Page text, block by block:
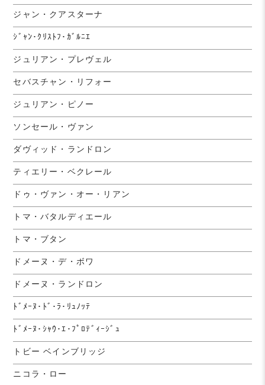
ジャン・クアスターナ
ｼﾞｬﾝ･ｸﾘｽﾄﾌ･ｶﾞﾙﾆｴ
ジュリアン・プレヴェル
セバスチャン・リフォー
ジュリアン・ピノー
ソンセール・ヴァン
ダヴィッド・ランドロン
ティエリー・ベクレール
ドゥ・ヴァン・オー・リアン
トマ・バタルディエール
トマ・ブタン
ドメーヌ・デ・ボワ
ドメーヌ・ランドロン
ﾄﾞﾒｰﾇ･ﾄﾞ･ﾗ･ﾘｭﾉｯﾃ
ﾄﾞﾒｰﾇ･ｼｬｳ･ｴ･ﾌﾟﾛﾃﾞｨｰｼﾞｭ
トビー ベインブリッジ
ニコラ・ロー